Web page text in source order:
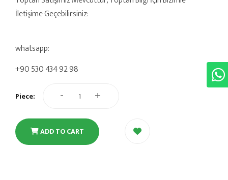
İletişime Geçebilirsiniz:
whatsapp:
+90 530 434 92 98
Piece: - +
ADD TO CART